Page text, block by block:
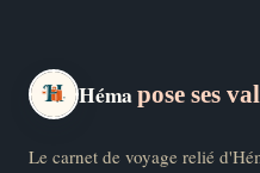
Hémapose ses
Le carnet de voyage relié